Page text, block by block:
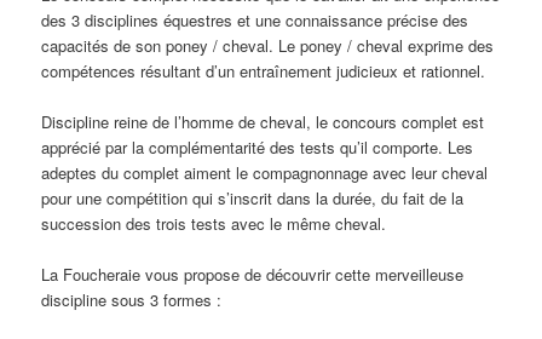
des 3 disciplines équestres et une connaissance précise des
capacités de son poney / cheval. Le poney / cheval exprime des
compétences résultant d’un entraînement judicieux et rationnel.
Discipline reine de l’homme de cheval, le concours complet est
apprécié par la complémentarité des tests qu’il comporte. Les
adeptes du complet aiment le compagnonnage avec leur cheval
pour une compétition qui s’inscrit dans la durée, du fait de la
succession des trois tests avec le même cheval.
La Foucheraie vous propose de découvrir cette merveilleuse
discipline sous 3 formes :